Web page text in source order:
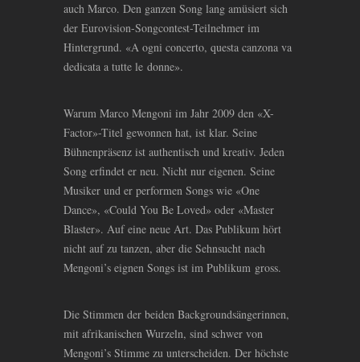
auch Marco. Den ganzen Song lang amüsiert sich
der Eurovision-Songcontest-Teilnehmer im
Hintergrund. «A ogni concerto, questa canzona va
dedicata a tutte le donne».
Warum Marco Mengoni im Jahr 2009 den «X-
Factor»-Titel gewonnen hat, ist klar. Seine
Bühnenpräsenz ist authentisch und kreativ. Jeden
Song erfindet er neu. Nicht nur eigenen. Seine
Musiker und er performen Songs wie «One
Dance», «Could You Be Loved» oder «Master
Blaster». Auf eine neue Art. Das Publikum hört
nicht auf zu tanzen, aber die Sehnsucht nach
Mengoni’s eignen Songs ist im Publikum gross.
Die Stimmen der beiden Backgroundsängerinnen,
mit afrikanischen Wurzeln, sind schwer von
Mengoni’s Stimme zu unterscheiden. Der höchste